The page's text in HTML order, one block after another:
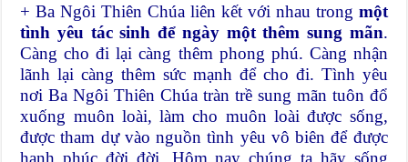
+ Ba Ngôi Thiên Chúa liên kết với nhau trong một
tình yêu tác sinh để ngày một thêm sung mãn.
Càng cho đi lại càng thêm phong phú. Càng nhận
lãnh lại càng thêm sức mạnh để cho đi. Tình yêu
nơi Ba Ngôi Thiên Chúa tràn trề sung mãn tuôn đổ
xuống muôn loài, làm cho muôn loài được sống,
được tham dự vào nguồn tình yêu vô biên để được
hạnh phúc đời đời. Hôm nay chúng ta hãy sống